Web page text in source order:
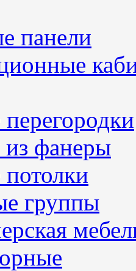
панели
из фанеры
группы